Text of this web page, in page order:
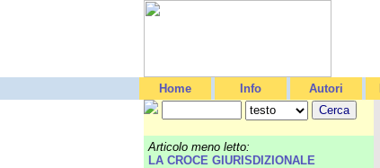
Home Info Autori
Articolo meno letto:
LA CROCE GIURISDIZIONALE